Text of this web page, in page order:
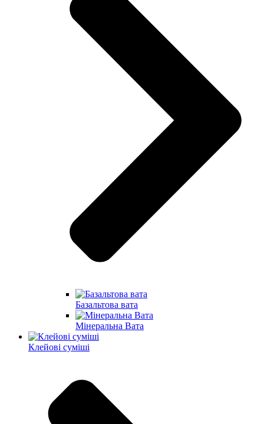
Базальтова вата
Мінеральна Вата
Клейові суміші